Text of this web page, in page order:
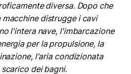
diversa. Dopo che
macchine distrugge i cavi
l'intera nave, l'imbarcazione
per la propulsione, la
l'aria condizionata
dei bagni.